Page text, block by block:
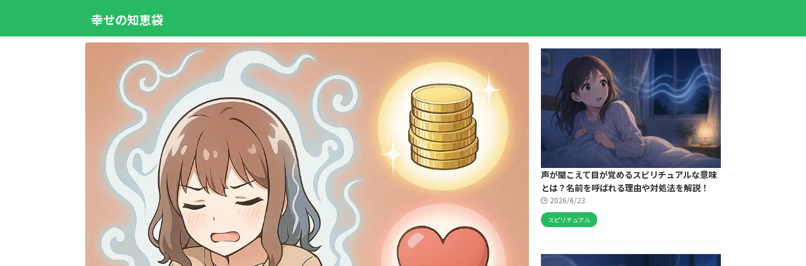
幸せの知恵袋
声が聞こえて目が覚めるスピリチュアルな意味
とは？名前を呼ばれる理由や対処法を解説！
2026/6/23
スピリチュアル